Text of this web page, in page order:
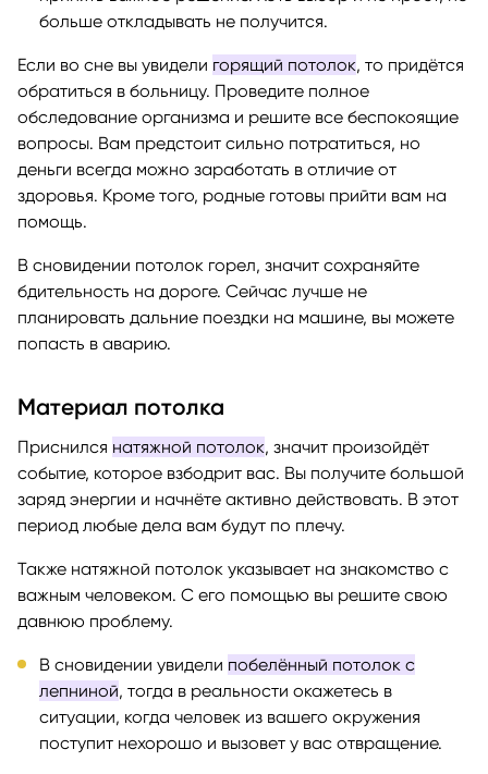
больше откладывать не получится.
Если во сне вы увидели горящий потолок, то придётся
обратиться в больницу. Проведите полное
обследование организма и решите все беспокоящие
вопросы. Вам предстоит сильно потратиться, но
деньги всегда можно заработать в отличие от
здоровья. Кроме того, родные готовы прийти вам на
помощь.
В сновидении потолок горел, значит сохраняйте
бдительность на дороге. Сейчас лучше не
планировать дальние поездки на машине, вы можете
попасть в аварию.
Материал потолка
Приснился натяжной потолок, значит произойдёт
событие, которое взбодрит вас. Вы получите большой
заряд энергии и начнёте активно действовать. В этот
период любые дела вам будут по плечу.
Также натяжной потолок указывает на знакомство с
важным человеком. С его помощью вы решите свою
давнюю проблему.
В сновидении увидели побелённый потолок с
лепниной, тогда в реальности окажетесь в
ситуации, когда человек из вашего окружения
поступит нехорошо и вызовет у вас отвращение.